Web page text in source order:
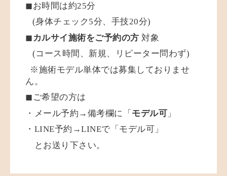
◼︎お時間は約25分
(身体チェック5分、手技20分)
◼︎ カルサイ施術をご予約の方 対象
(コース時間、新規、リピーター問わず)
※施術モデル単体では募集しておりませ
ん。
◼︎ご希望の方は
・メール予約→備考欄に「 モデル可 」
・LINE予約→LINEで「モデル可」
とお送り下さい。